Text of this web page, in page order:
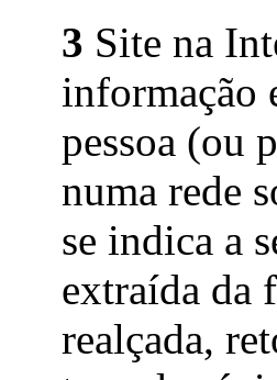
3 Site na
informação
pessoa (ou
numa rede
se indica a
extraída da
realçada,